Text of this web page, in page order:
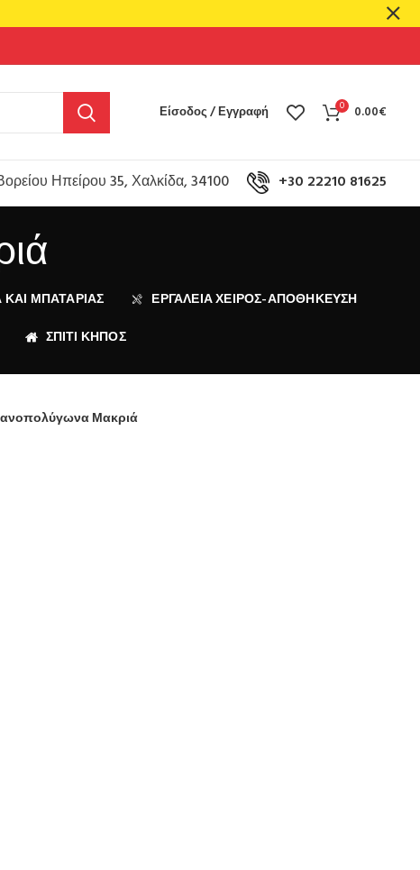
Είσοδος / Εγγραφή 0 0.00€
Ηπείρου 35, Χαλκίδα, 34100 +30 22210 81625
ΚΑΙ ΜΠΑΤΑΡΊΑΣ
ΕΡΓΑΛΕΙΑ ΧΕΙΡΟΣ-ΑΠΟΘΗΚΕΥΣΗ
ΣΠΙΤΙ ΚΗΠΟΣ
Μακριά